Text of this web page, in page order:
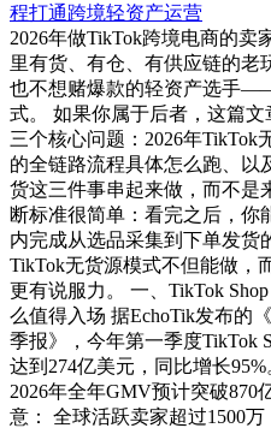
程打通跨境轻资产运营
2026年做TikTok跨境电商的卖
里有货、有仓、有供应链的老
也不想赌爆款的轻资产选手
式。 如果你属于后者，这篇
三个核心问题：2026年TikTok
的全链路流程具体怎么跑、以
货这三件事串起来做，而不是
断标准很简单：看完之后，你
内完成从选品采集到下单发货
TikTok无货源模式不但能做，
更有说服力。 一、TikTok
么值得入场 据EchoTik发布的
季报》，今年第一季度TikTok
达到274亿美元，同比增长
2026年全年GMV预计突破870
意： 全球活跃卖家超过1500